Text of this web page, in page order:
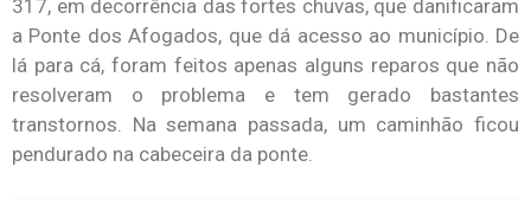
317, em decorrência das fortes chuvas, que danificaram
a Ponte dos Afogados, que dá acesso ao município. De
lá para cá, foram feitos apenas alguns reparos que não
resolveram o problema e tem gerado bastantes
transtornos. Na semana passada, um caminhão ficou
pendurado na cabeceira da ponte.